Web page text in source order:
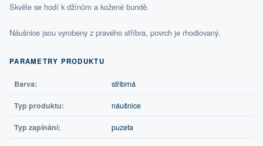
Skvěle se hodí k džínům a kožené bundě.
Náušnice jsou vyrobeny z pravého stříbra, povrch je rhodiovaný.
PARAMETRY PRODUKTU
Barva: stříbrná
Typ produktu: náušnice
Typ zapínání: puzeta